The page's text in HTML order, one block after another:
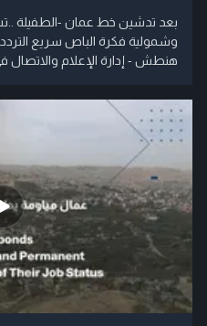
بعد تدشين خط عمان -الطفيلة
وشمولية فكرة الباص سريع
هنطش - إدارة الإعلام والاتصال